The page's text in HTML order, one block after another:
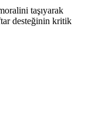
taşıyarak
desteğinin kritik